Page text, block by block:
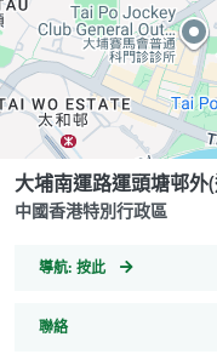
中國香港特別行政區
大埔南運路運頭塘邨
導航: GeoCoordinates
按此
聯絡